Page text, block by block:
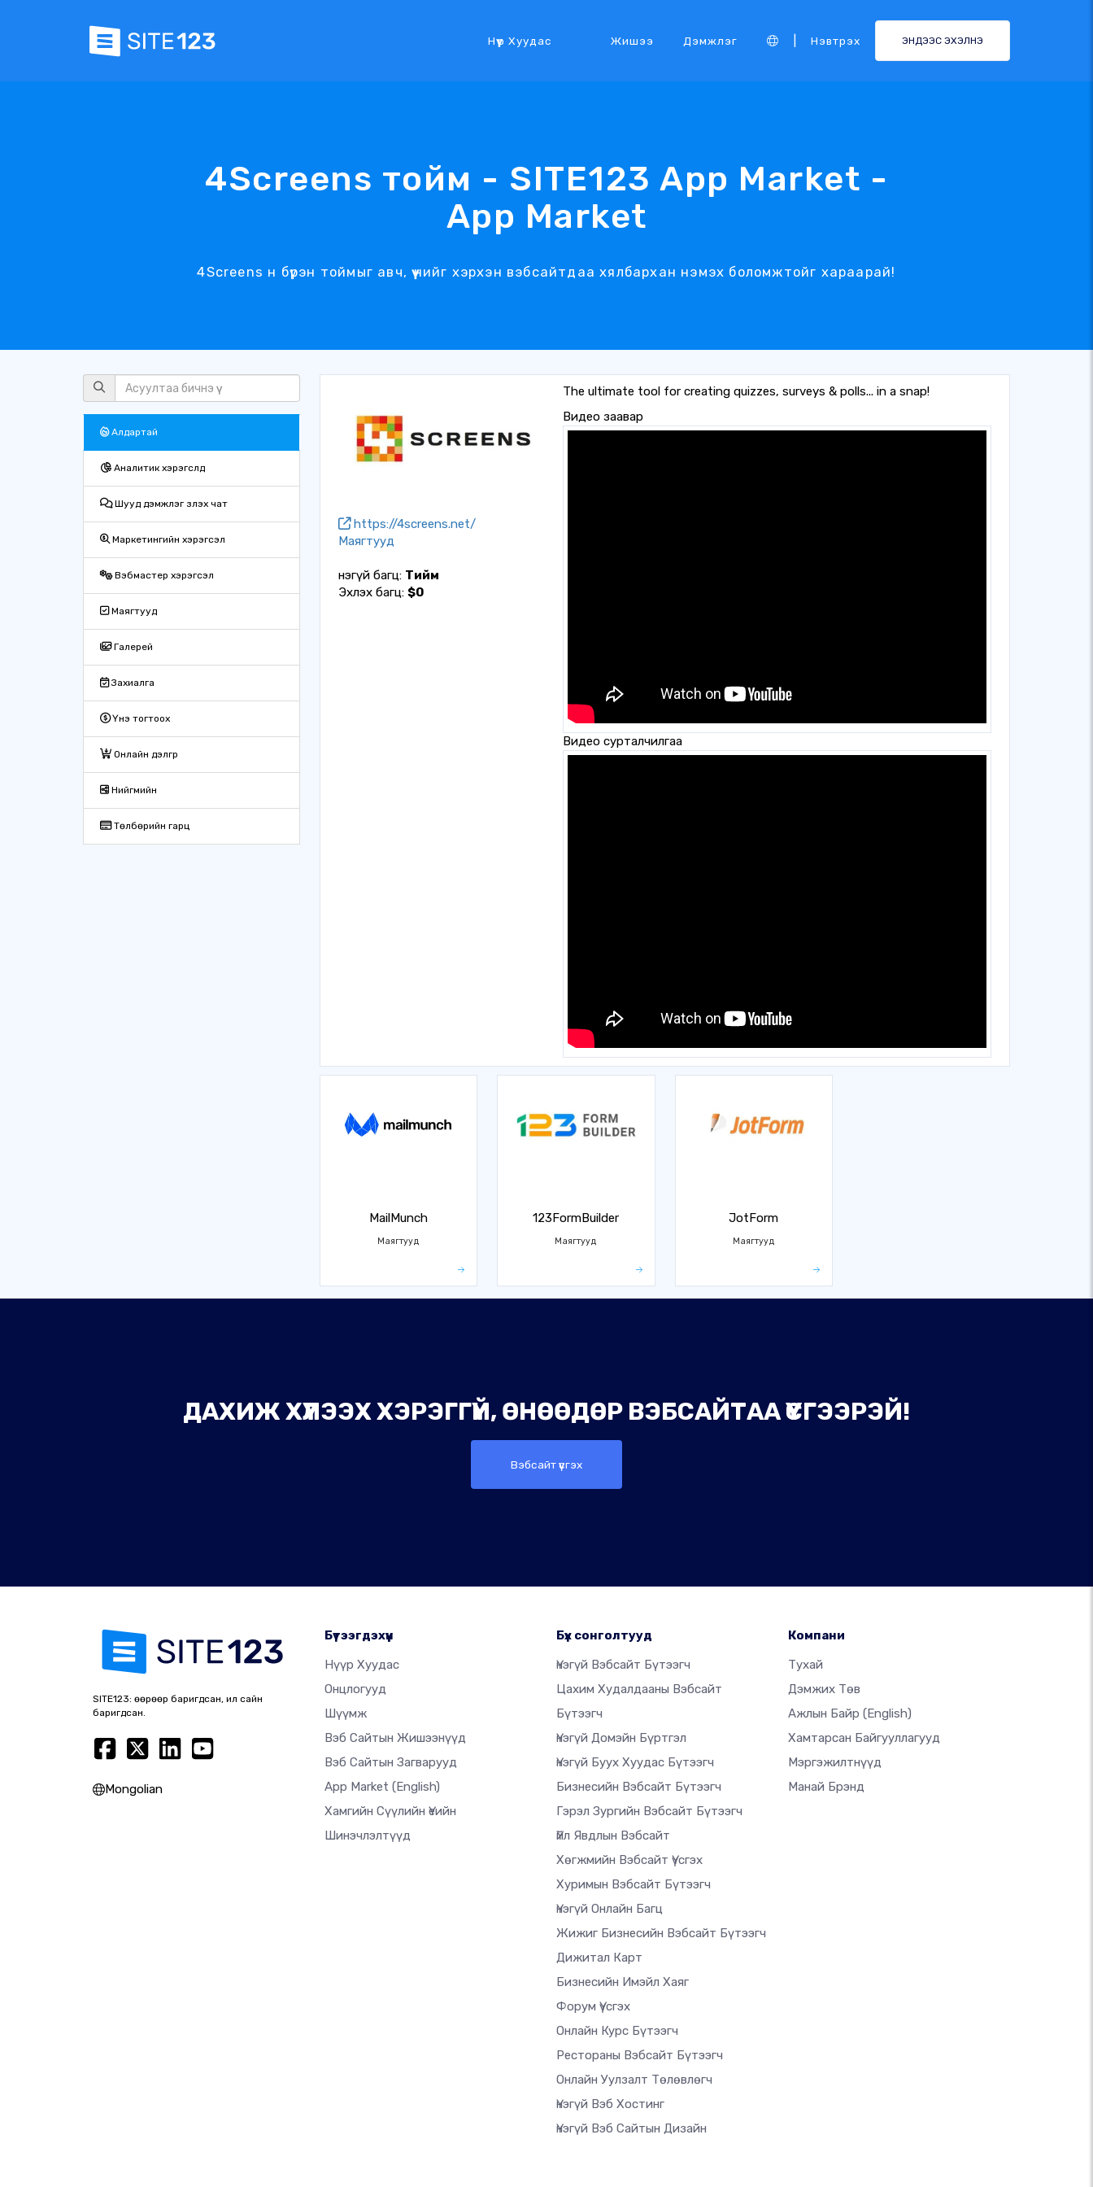
Нүүр Хуудас Жишээ Дэмжлэг Нэвтрэх ЭНДЭЭС ЭХЭЛНЭ
4Screens тойм - SITE123 App Market -
App Market
4Screens н бүрэн тоймыг авч, үүнийг хэрхэн вэбсайтдаа хялбархан нэмэх боломжтойг хараарай!
Алдартай
Аналитик хэрэгслүүд
Шууд дэмжлэг үзүүлэх чат
Маркетингийн хэрэгсэл
Вэбмастер хэрэгсэл
Маягтууд
Галерей
Захиалга
Үнэ тогтоох
Онлайн дэлгүүр
Нийгмийн
Төлбөрийн гарц
https://4screens.net/
Маягтууд
Үнэгүй багц: Тийм
Эхлэх багц: $0
The ultimate tool for creating quizzes, surveys & polls... in a snap!
Видео заавар
Видео сурталчилгаа
MailMunch
Маягтууд
123FormBuilder
Маягтууд
JotForm
Маягтууд
ДАХИЖ ХҮЛЭЭХ ХЭРЭГГҮЙ, ӨНӨӨДӨР ВЭБСАЙТАА ҮҮСГЭЭРЭЙ!
Вэбсайт үүсгэх
SITE123: өөрөөр баригдсан, илүү сайн
баригдсан.
Mongolian
Бүтээгдэхүүн
Нүүр Хуудас
Онцлогууд
Шүүмж
Вэб Сайтын Жишээнүүд
Вэб Сайтын Загварууд
App Market (English)
Хамгийн Сүүлийн Үеийн
Шинэчлэлтүүд
Бүх сонголтууд
Үнэгүй Вэбсайт Бүтээгч
Цахим Худалдааны Вэбсайт
Бүтээгч
Үнэгүй Домэйн Бүртгэл
Үнэгүй Буух Хуудас Бүтээгч
Бизнесийн Вэбсайт Бүтээгч
Гэрэл Зургийн Вэбсайт Бүтээгч
Үйл Явдлын Вэбсайт
Хөгжмийн Вэбсайт Үүсгэх
Хуримын Вэбсайт Бүтээгч
Үнэгүй Онлайн Багц
Жижиг Бизнесийн Вэбсайт Бүтээгч
Дижитал Карт
Бизнесийн Имэйл Хаяг
Форум Үүсгэх
Онлайн Курс Бүтээгч
Рестораны Вэбсайт Бүтээгч
Онлайн Уулзалт Төлөвлөгч
Үнэгүй Вэб Хостинг
Үнэгүй Вэб Сайтын Дизайн
Компани
Тухай
Дэмжих Төв
Ажлын Байр (English)
Хамтарсан Байгууллагууд
Мэргэжилтнүүд
Манай Брэнд